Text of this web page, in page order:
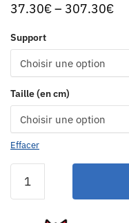
37.30€– 307.30€
Support
Taille (en cm)
Effacer